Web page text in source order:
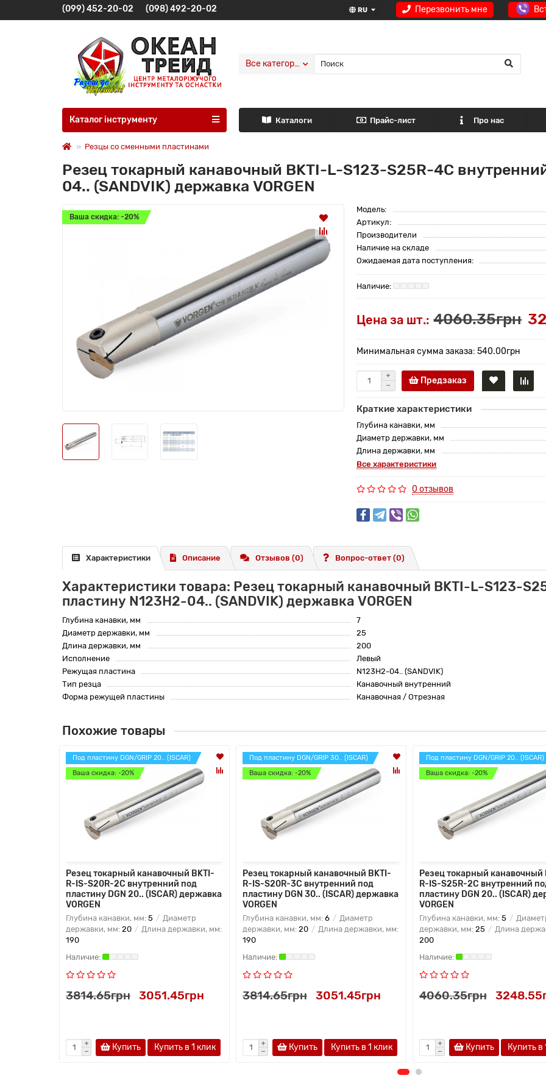
Перезвонить мне
RU
(099) 452-20-02 (098) 492-20-02
Все категории
Каталог інструменту Каталоги Прайс-лист Про нас
Резцы со сменными пластинами
Резец токарный канавочный BKTI-L-S123-S25R-4C
04.. (SANDVIK) державка VORGEN
Ваша скидка: -20%
Модель:
Артикул:
Производители
Наличие на складе
Ожидаемая дата поступления:
Цена за шт.: 4060.35грн
Минимальная сумма заказа: 540.00грн
Предзаказ
Краткие характеристики
Глубина канавки, мм
Диаметр державки, мм
Длина державки, мм
Все характеристики
0 отзывов
Характеристики Описание Отзывов (0) Вопрос-ответ (0)
Характеристики товара: Резец токарный канавочный BKTI-L-S123-
пластину N123H2-04.. (SANDVIK) державка VORGEN
Глубина канавки, мм
7
Диаметр державки, мм
25
Длина державки, мм
200
Исполнение
Левый
Режущая пластина
N123H2-04.. (SANDVIK)
Тип резца
Канавочный внутренний
Форма режущей пластины
Канавочная / Отрезная
Похожие товары
Под пластину DGN/GRIP 20.. (ISCAR)
Ваша скидка: -20%
Резец токарный канавочный BKTI-
R-IS-S20R-2C внутренний под
пластину DGN 20.. (ISCAR) державка
VORGEN
Глубина канавки, мм: 5
Диаметр
державки, мм: 20
Длина державки, мм:
190
3814.65грн 3051.45грн
Купить Купить в 1 клик
Под пластину DGN/GRIP 30.. (ISCAR)
Ваша скидка: -20%
Резец токарный канавочный BKTI-
R-IS-S20R-3C внутренний под
пластину DGN 30.. (ISCAR) державка
VORGEN
Глубина канавки, мм: 6
Диаметр
державки, мм: 20
Длина державки, мм:
190
3814.65грн 3051.45грн
Купить Купить в 1 клик
Под пластину DGN/GRIP 20.. (ISCAR)
Ваша скидка: -20%
Резец токарный канавочный
R-IS-S25R-2C внутренний
пластину DGN 20.. (ISCAR)
VORGEN
Глубина канавки, мм: 5
державки, мм: 25
Длина
200
4060.35грн
Купить Купить в